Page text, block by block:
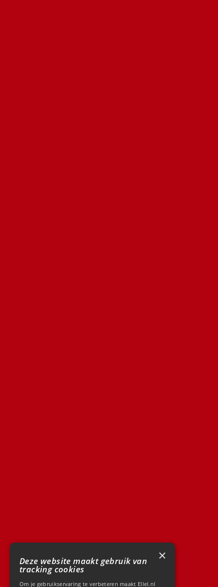
Deze website maakt gebruik van
tracking cookies
Om je gebruikservaring te verbeteren maakt Ellel.nl
×